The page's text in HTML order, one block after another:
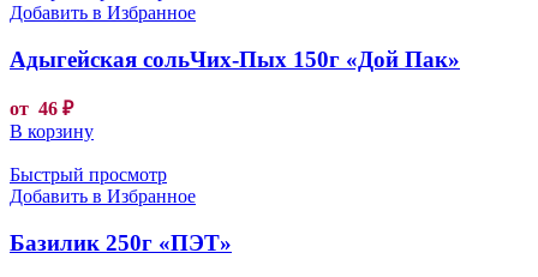
Добавить в Избранное
Адыгейская сольЧих-Пых 150г «Дой Пак»
от 46 ₽
В корзину
Быстрый просмотр
Добавить в Избранное
Базилик 250г «ПЭТ»